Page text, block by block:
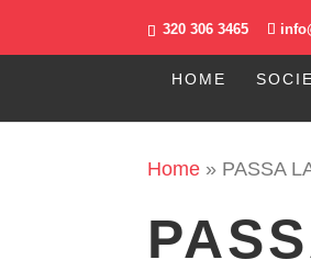
320 306 3465
HOME
Home » PASSA